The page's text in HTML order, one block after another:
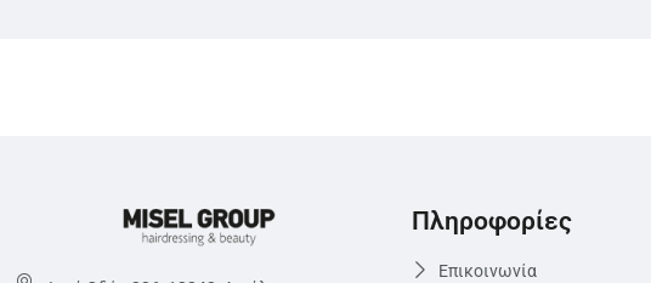
Πληροφορίες
Επικοινωνία